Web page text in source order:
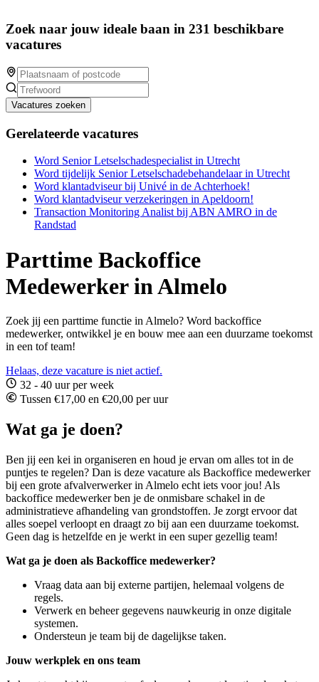
Zoek naar jouw ideale baan in 231 beschikbare
vacatures
Vacatures zoeken
Gerelateerde vacatures
Word Senior Letselschadespecialist in Utrecht
Word tijdelijk Senior Letselschadebehandelaar in Utrecht
Word klantadviseur bij Univé in de Achterhoek!
Word klantadviseur verzekeringen in Apeldoorn!
Transaction Monitoring Analist bij ABN AMRO in de
Randstad
Parttime Backoffice
Medewerker in Almelo
Zoek jij een parttime functie in Almelo? Word backoffice
medewerker, ontwikkel je en bouw mee aan een duurzame toekomst
in een tof team!
Helaas, deze vacature is niet actief.
32 - 40 uur per week
Tussen €17,00 en €20,00 per uur
Wat ga je doen?
Ben jij een kei in organiseren en houd je ervan om alles tot in de
puntjes te regelen? Dan is deze vacature als Backoffice medewerker
bij een grote afvalverwerker in Almelo echt iets voor jou! Als
backoffice medewerker ben je de onmisbare schakel in de
administratieve afhandeling van grondstoffen. Je zorgt ervoor dat
alles soepel verloopt en draagt zo bij aan een duurzame toekomst.
Geen dag is hetzelfde en je werkt in een super gezellig team!
Wat ga je doen als Backoffice medewerker?
Vraag data aan bij externe partijen, helemaal volgens de
regels.
Verwerk en beheer gegevens nauwkeurig in onze digitale
systemen.
Ondersteun je team bij de dagelijkse taken.
Jouw werkplek en ons team